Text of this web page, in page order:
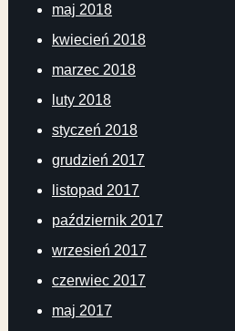
maj 2018
kwiecień 2018
marzec 2018
luty 2018
styczeń 2018
grudzień 2017
listopad 2017
październik 2017
wrzesień 2017
czerwiec 2017
maj 2017